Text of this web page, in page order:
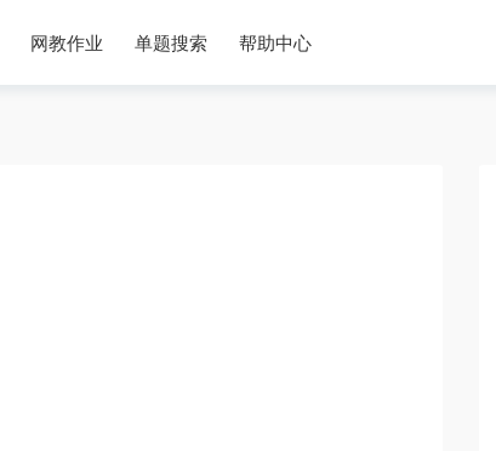
网教作业 单题搜索 帮助中心